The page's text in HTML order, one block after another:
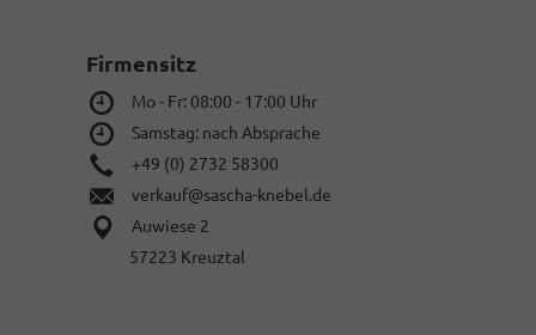
Firmensitz
Mo - Fr: 08:00 - 17:00 Uhr
Samstag: nach Absprache
+49 (0) 2732 58300
verkauf@sascha-knebel.de
Auwiese 2
57223 Kreuztal